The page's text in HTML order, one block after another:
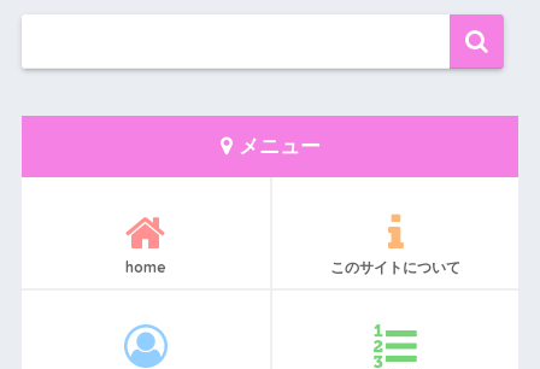
メニュー
home このサイトについて